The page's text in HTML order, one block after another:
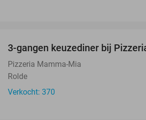
3-gangen keuzediner bij
Pizzeria Mamma-Mia
Rolde
Verkocht: 370